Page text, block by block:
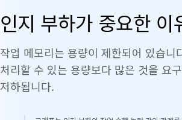
인지 부하가 중요한 이
작업 메모리는 용량이 제한되어 있습니
처리할 수 있는 용량보다 많은 것을 요
저하됩니다.